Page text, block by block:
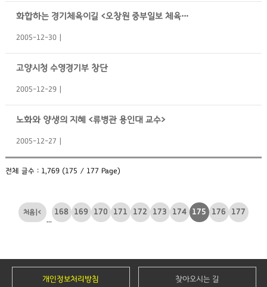
화합하는 경기체육이길 <오창원 중부일보 체육부장>
2005-12-30
고양시청 수영경기부 창단
2005-12-29
노화와 양생의 지혜 <류병관 용인대 교수>
2005-12-27
전체 글수 : 1,769 (175 / 177 Page)
|<
...
168 169 170 171 172 173 174 175 176 177
개인정보처리방침 찾아오시는 길